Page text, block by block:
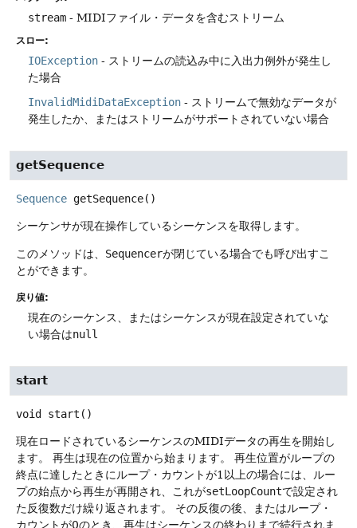
stream - MIDIファイル・データを含むストリーム
スロー:
IOException - ストリームの読込み中に入出力例外が発生し
た場合
InvalidMidiDataException - ストリームで無効なデータが
発生したか、またはストリームがサポートされていない場合
getSequence
Sequence getSequence()
シーケンサが現在操作しているシーケンスを取得します。
このメソッドは、 Sequencerが閉じている場合でも呼び出すこ
とができます。
戻り値:
現在のシーケンス、またはシーケンスが現在設定されていな
い場合はnull
start
void start ()
現在ロードされているシーケンスのMIDIデータの再生を開始し
ます。
再生は現在の位置から始まります。
再生位置がループの
終点に達したときにループ・カウントが1以上の場合には、ルー
プの始点から再生が再開され、これがsetLoopCountで設定され
た反復数だけ繰り返されます。
その反復の後、またはループ・
カウントが0のとき、再生はシーケンスの終わりまで続行されま